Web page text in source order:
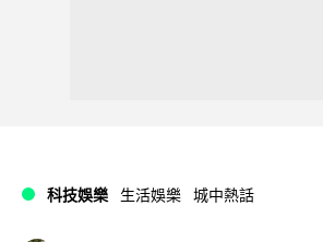
科技娛樂 生活娛樂 城中熱話